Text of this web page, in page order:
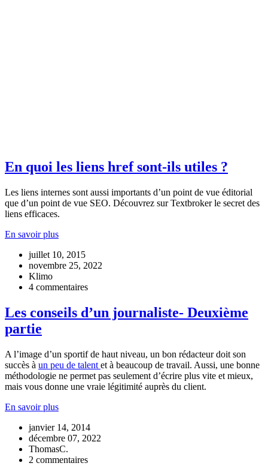
En quoi les liens href sont-ils utiles ?
Les liens internes sont aussi importants d’un point de vue éditorial
que d’un point de vue SEO. Découvrez sur Textbroker le secret des
liens efficaces.
En savoir plus
juillet 10, 2015
novembre 25, 2022
Klimo
4 commentaires
Les conseils d’un journaliste- Deuxième
partie
A l’image d’un sportif de haut niveau, un bon rédacteur doit son
succès à un peu de talent et à beaucoup de travail. Aussi, une bonne
méthodologie ne permet pas seulement d’écrire plus vite et mieux,
mais vous donne une vraie légitimité auprès du client.
En savoir plus
janvier 14, 2014
décembre 07, 2022
ThomasC.
2 commentaires